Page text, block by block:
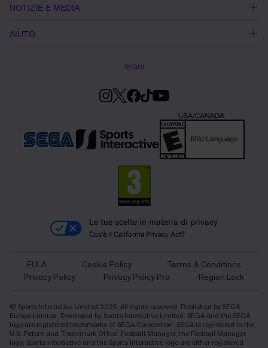
NOTIZIE E MEDIA
AIUTO
SEGUI
Le tue scelte in materia di privacy
Cos'è il California Privacy Act?
EULA Cookie Policy
Terms & Conditions
Privacy Policy
Privacy Policy Pro Region Lock
© Sports Interactive Limited 2025. All rights reserved. Published by SEGA
Europe Limited. Developed by Sports Interactive Limited. SEGA and the SEGA
logo are registered trademarks of SEGA Corporation. SEGA is registered in the
U.S. Patent and Trademark Office. Football Manager, the Football Manager
logo, Sports Interactive and the Sports Interactive logo are either registered